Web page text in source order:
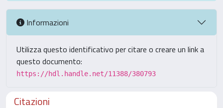
Informazioni
Utilizza questo identificativo per citare o creare un link a
questo documento:
https://hdl.handle.net/11388/380793
Citazioni